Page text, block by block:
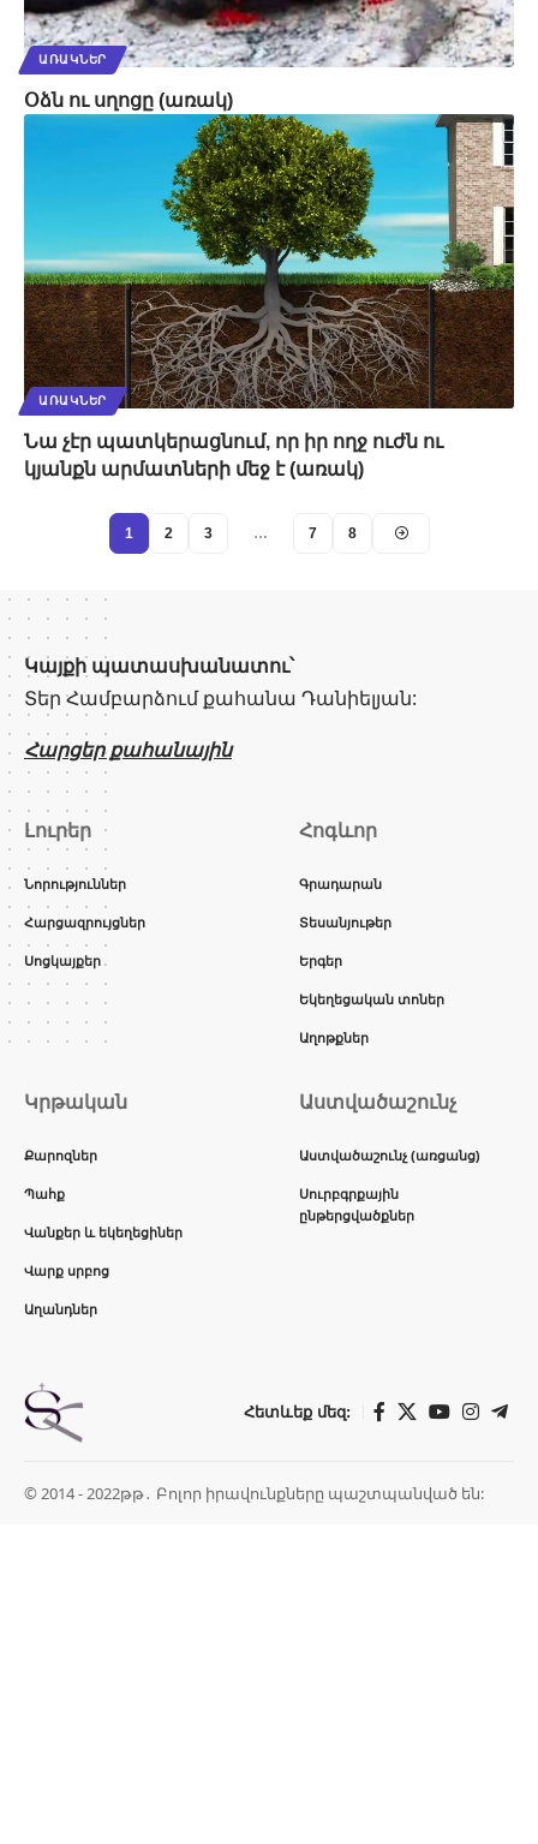
ԱՌԱԿՆԵՐ
Օձն ու սղոցը (առակ)
ԱՌԱԿՆԵՐ
Նա չէր պատկերացնում, որ իր ողջ ուժն ու
կյանքն արմատների մեջ է (առակ)
1 2 3 … 7 8
Կայքի պատասխանատու՝
Տեր Համբարձում քահանա Դանիելյան:
Հարցեր քահանային
Լուրեր
Նորություններ
Հարցազրույցներ
Սոցկայքեր
Հոգևոր
Գրադարան
Տեսանյութեր
Երգեր
Եկեղեցական տոներ
Աղոթքներ
Կրթական
Քարոզներ
Պահք
Վանքեր և եկեղեցիներ
Վարք սրբոց
Աղանդներ
Աստվածաշունչ
Աստվածաշունչ (առցանց)
Սուրբգրքային
ընթերցվածքներ
Հետևեք մեզ:
© 2014 - 2022թթ․ Բոլոր իրավունքները պաշտպանված են: